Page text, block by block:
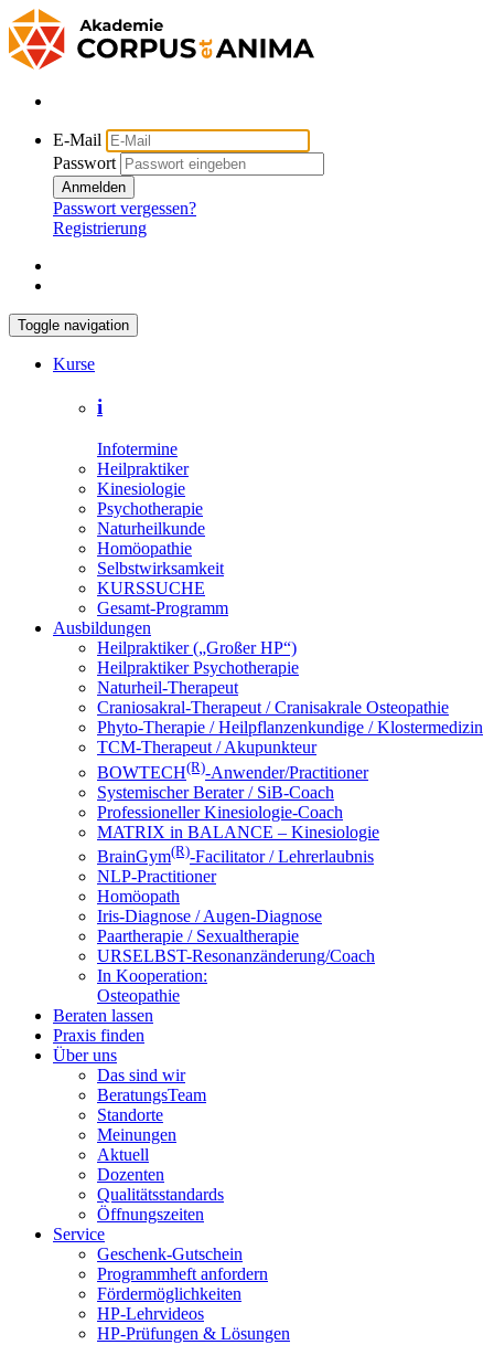
E-Mail
Passwort
Anmelden
Passwort vergessen?
Registrierung
Toggle navigation
Kurse
i
Infotermine
Heilpraktiker
Kinesiologie
Psychotherapie
Naturheilkunde
Homöopathie
Selbstwirksamkeit
KURSSUCHE
Gesamt-Programm
Ausbildungen
Heilpraktiker („Großer HP“)
Heilpraktiker Psychotherapie
Naturheil-Therapeut
Craniosakral-Therapeut / Cranisakrale Osteopathie
Phyto-Therapie / Heilpflanzenkundige / Klostermedizin
TCM-Therapeut / Akupunkteur
BOWTECH(R)-Anwender/Practitioner
Systemischer Berater / SiB-Coach
Professioneller Kinesiologie-Coach
MATRIX in BALANCE – Kinesiologie
BrainGym(R)-Facilitator / Lehrerlaubnis
NLP-Practitioner
Homöopath
Iris-Diagnose / Augen-Diagnose
Paartherapie / Sexualtherapie
URSELBST-Resonanzänderung/Coach
In Kooperation:
Osteopathie
Beraten lassen
Praxis finden
Über uns
Das sind wir
BeratungsTeam
Standorte
Meinungen
Aktuell
Dozenten
Qualitätsstandards
Öffnungszeiten
Service
Geschenk-Gutschein
Programmheft anfordern
Fördermöglichkeiten
HP-Lehrvideos
HP-Prüfungen & Lösungen